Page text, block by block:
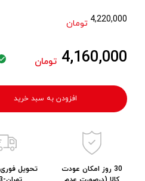
4,220,000 تومان
4,160,000 تومان
افزودن به سبد خرید
30 روز امکان عودت